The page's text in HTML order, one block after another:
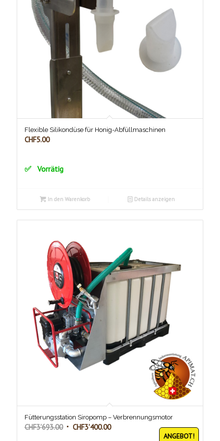
Flexible Silikondüse für Honig-Abfüllmaschinen
CHF5.00
Vorrätig
In den Warenkorb Details anzeigen
Fütterungsstation Siropomp – Verbrennungsmotor
CHF3'693.00 Ursprünglicher
CHF3'400.00Aktueller
ANGEBOT!